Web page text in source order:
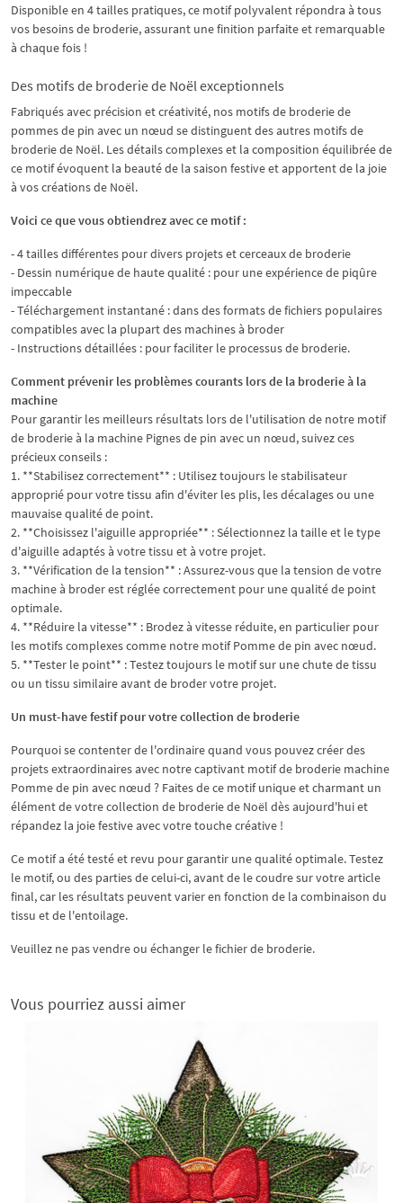
Disponible en 4 tailles pratiques, ce motif polyvalent répondra à tous
vos besoins de broderie, assurant une finition parfaite et remarquable
à chaque fois !
Des motifs de broderie de Noël exceptionnels
Fabriqués avec précision et créativité, nos motifs de broderie de
pommes de pin avec un nœud se distinguent des autres motifs de
broderie de Noël. Les détails complexes et la composition équilibrée de
ce motif évoquent la beauté de la saison festive et apportent de la joie
à vos créations de Noël.
Voici ce que vous obtiendrez avec ce motif :
- 4 tailles différentes pour divers projets et cerceaux de broderie
- Dessin numérique de haute qualité : pour une expérience de piqûre
impeccable
- Téléchargement instantané : dans des formats de fichiers populaires
compatibles avec la plupart des machines à broder
- Instructions détaillées : pour faciliter le processus de broderie.
Comment prévenir les problèmes courants lors de la broderie à la
machine
Pour garantir les meilleurs résultats lors de l'utilisation de notre motif
de broderie à la machine Pignes de pin avec un nœud, suivez ces
précieux conseils :
1. **Stabilisez correctement** : Utilisez toujours le stabilisateur
approprié pour votre tissu afin d'éviter les plis, les décalages ou une
mauvaise qualité de point.
2. **Choisissez l'aiguille appropriée** : Sélectionnez la taille et le type
d'aiguille adaptés à votre tissu et à votre projet.
3. **Vérification de la tension** : Assurez-vous que la tension de votre
machine à broder est réglée correctement pour une qualité de point
optimale.
4. **Réduire la vitesse** : Brodez à vitesse réduite, en particulier pour
les motifs complexes comme notre motif Pomme de pin avec nœud.
5. **Tester le point** : Testez toujours le motif sur une chute de tissu
ou un tissu similaire avant de broder votre projet.
Un must-have festif pour votre collection de broderie
Pourquoi se contenter de l'ordinaire quand vous pouvez créer des
projets extraordinaires avec notre captivant motif de broderie machine
Pomme de pin avec nœud ? Faites de ce motif unique et charmant un
élément de votre collection de broderie de Noël dès aujourd'hui et
répandez la joie festive avec votre touche créative !
Ce motif a été testé et revu pour garantir une qualité optimale. Testez
le motif, ou des parties de celui-ci, avant de le coudre sur votre article
final, car les résultats peuvent varier en fonction de la combinaison du
tissu et de l'entoilage.
Veuillez ne pas vendre ou échanger le fichier de broderie.
Vous pourriez aussi aimer